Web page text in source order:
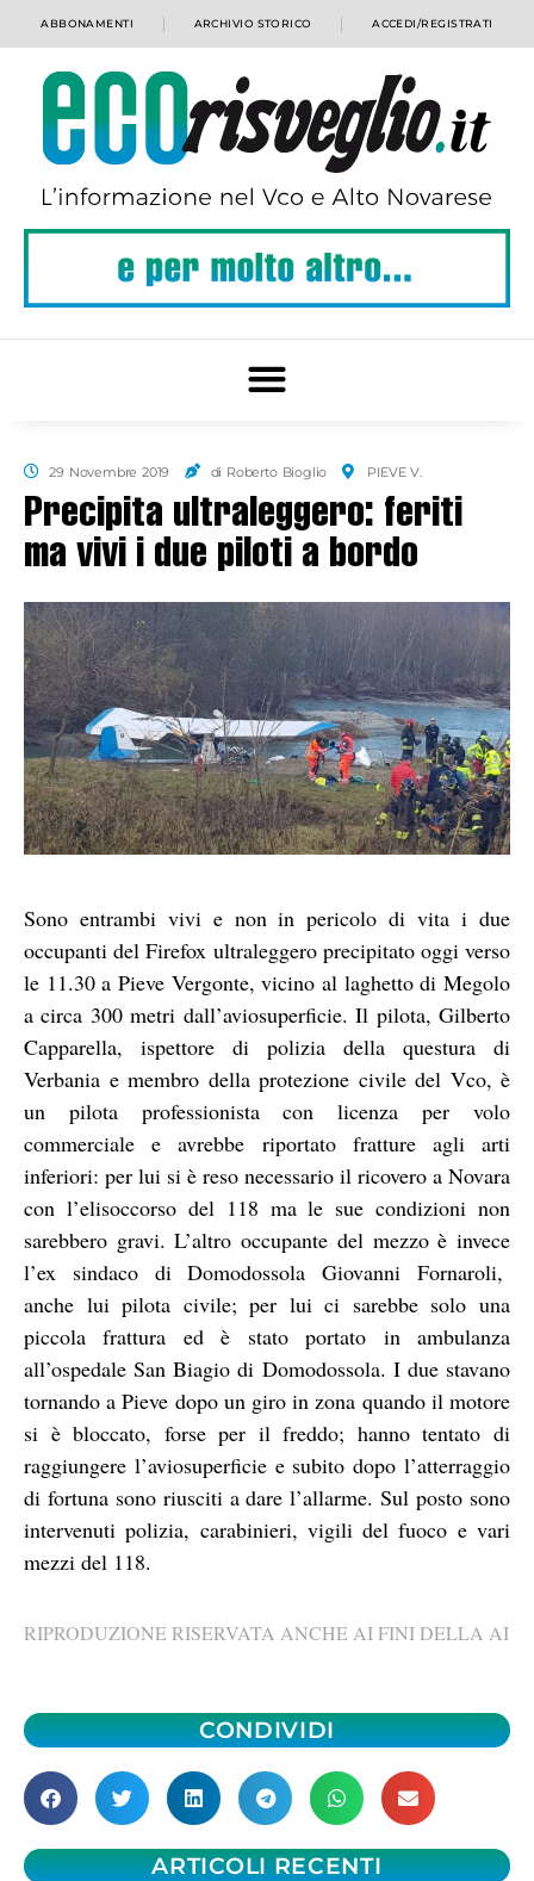
ABBONAMENTI ARCHIVIO STORICO ACCEDI/REGISTRATI
29 Novembre 2019 di Roberto Bioglio PIEVE V.
Precipita ultraleggero: feriti
ma vivi i due piloti a bordo
Sono entrambi vivi e non in pericolo di vita i due
occupanti del Firefox ultraleggero precipitato oggi verso
le 11.30 a Pieve Vergonte, vicino al laghetto di Megolo
a circa 300 metri dall’aviosuperficie. Il pilota, Gilberto
Capparella, ispettore di polizia della questura di
Verbania e membro della protezione civile del Vco, è
un pilota professionista con licenza per volo
commerciale e avrebbe riportato fratture agli arti
inferiori: per lui si è reso necessario il ricovero a Novara
con l’elisoccorso del 118 ma le sue condizioni non
sarebbero gravi. L’altro occupante del mezzo è invece
l’ex sindaco di Domodossola Giovanni Fornaroli,
anche lui pilota civile; per lui ci sarebbe solo una
piccola frattura ed è stato portato in ambulanza
all’ospedale San Biagio di Domodossola. I due stavano
tornando a Pieve dopo un giro in zona quando il motore
si è bloccato, forse per il freddo; hanno tentato di
raggiungere l’aviosuperficie e subito dopo l’atterraggio
di fortuna sono riusciti a dare l’allarme. Sul posto sono
intervenuti polizia, carabinieri, vigili del fuoco e vari
mezzi del 118.
RIPRODUZIONE RISERVATA ANCHE AI FINI DELLA AI
CONDIVIDI
ARTICOLI RECENTI